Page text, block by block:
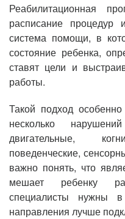
Реабилитационная
расписание процедур
система помощи, в
состояние ребенка,
ставят цели и
работы.
Такой подход
несколько
двигательные,
поведенческие,
важно понять, что
мешает ребенку
специалисты нужны
направления лучше